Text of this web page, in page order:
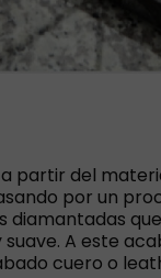
partir del
por un
diamantadas
A este
cuero o